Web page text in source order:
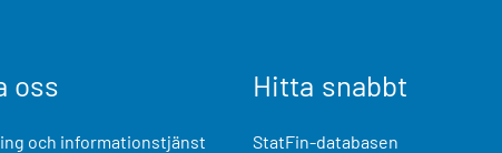
oss
och informationstjänst
Hitta snabbt
StatFin-databasen